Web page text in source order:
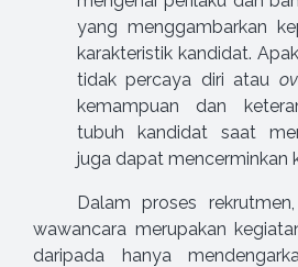
yang menggambarkan
karakteristik kandidat.
tidak percaya diri atau
kemampuan dan
tubuh kandidat saat
juga dapat mencerminkan
Dalam proses
wawancara merupakan
daripada hanya